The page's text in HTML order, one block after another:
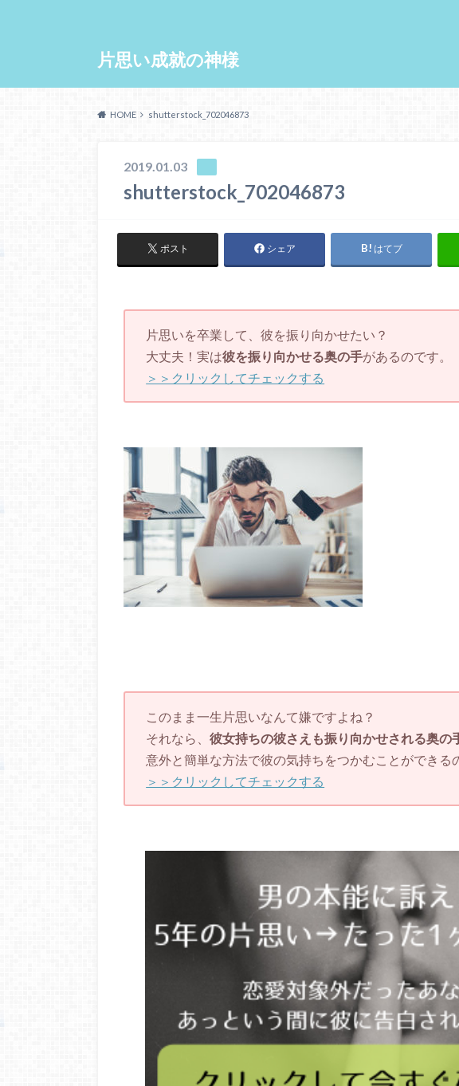
片思い成就の神様
HOME shutterstock_702046873
2019.01.03
shutterstock_702046873
ポスト シェア はてブ
片思いを卒業して、彼を振り向かせたい？
大丈夫！実は彼を振り向かせる奥の手があるのです。
＞＞クリックしてチェックする
このまま一生片思いなんて嫌ですよね？
それなら、彼女持ちの彼さえも振り向かせされる奥の
意外と簡単な方法で彼の気持ちをつかむことができる
＞＞クリックしてチェックする